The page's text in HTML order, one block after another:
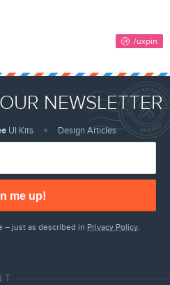
NEWSLETTER
UI Kits Design Articles
me up!
– just as described in Privacy Policy.